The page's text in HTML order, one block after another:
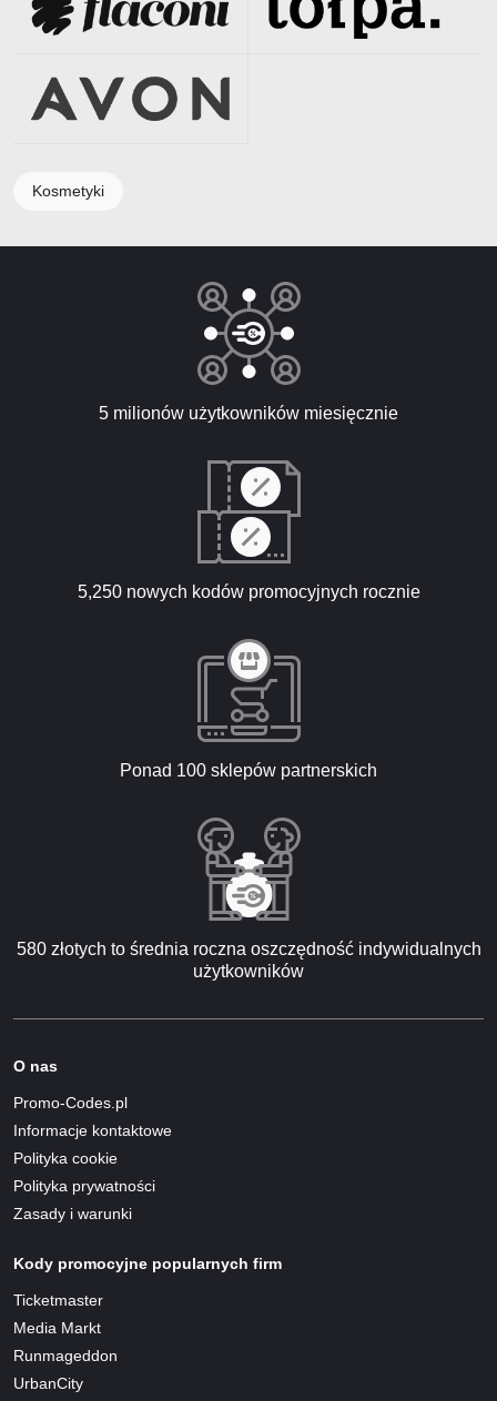
Kosmetyki
5 milionów użytkowników miesięcznie
5,250 nowych kodów promocyjnych rocznie
Ponad 100 sklepów partnerskich
580 złotych to średnia roczna oszczędność indywidualnych
użytkowników
O nas
Promo-Codes.pl
Informacje kontaktowe
Polityka cookie
Polityka prywatności
Zasady i warunki
Kody promocyjne popularnych firm
Ticketmaster
Media Markt
Runmageddon
UrbanCity